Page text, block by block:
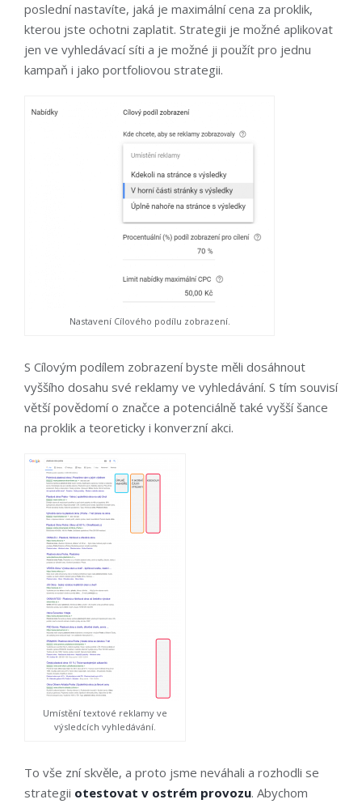
poslední nastavíte, jaká je maximální cena za proklik,
kterou jste ochotni zaplatit. Strategii je možné aplikovat
jen ve vyhledávací síti a je možné ji použít pro jednu
kampaň i jako portfoliovou strategii.
Nastavení Cílového podílu zobrazení.
S Cílovým podílem zobrazení byste měli dosáhnout
vyššího dosahu své reklamy ve vyhledávání. S tím souvisí
větší povědomí o značce a potenciálně také vyšší šance
na proklik a teoreticky i konverzní akci.
Umístění textové reklamy ve
výsledcích vyhledávání.
To vše zní skvěle, a proto jsme neváhali a rozhodli se
strategii otestovat v ostrém provozu. Abychom